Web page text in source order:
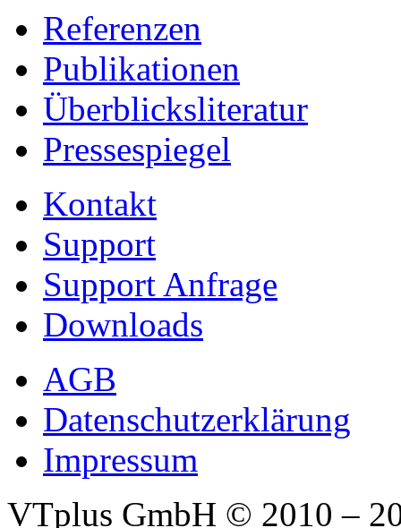
Referenzen
Publikationen
Überblicksliteratur
Pressespiegel
Kontakt
Support
Support Anfrage
Downloads
AGB
Datenschutzerklärung
Impressum
VTplus GmbH © 2010 –